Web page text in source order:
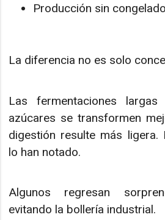
Producción sin
La diferencia no es solo
Las fermentaciones
azúcares se transformen
digestión resulte más ligera.
lo han notado.
Algunos regresan
evitando la bollería industrial.